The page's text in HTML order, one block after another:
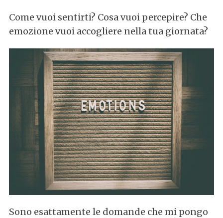
Come vuoi sentirti? Cosa vuoi percepire? Che
emozione vuoi accogliere nella tua giornata?
Sono esattamente le domande che mi pongo